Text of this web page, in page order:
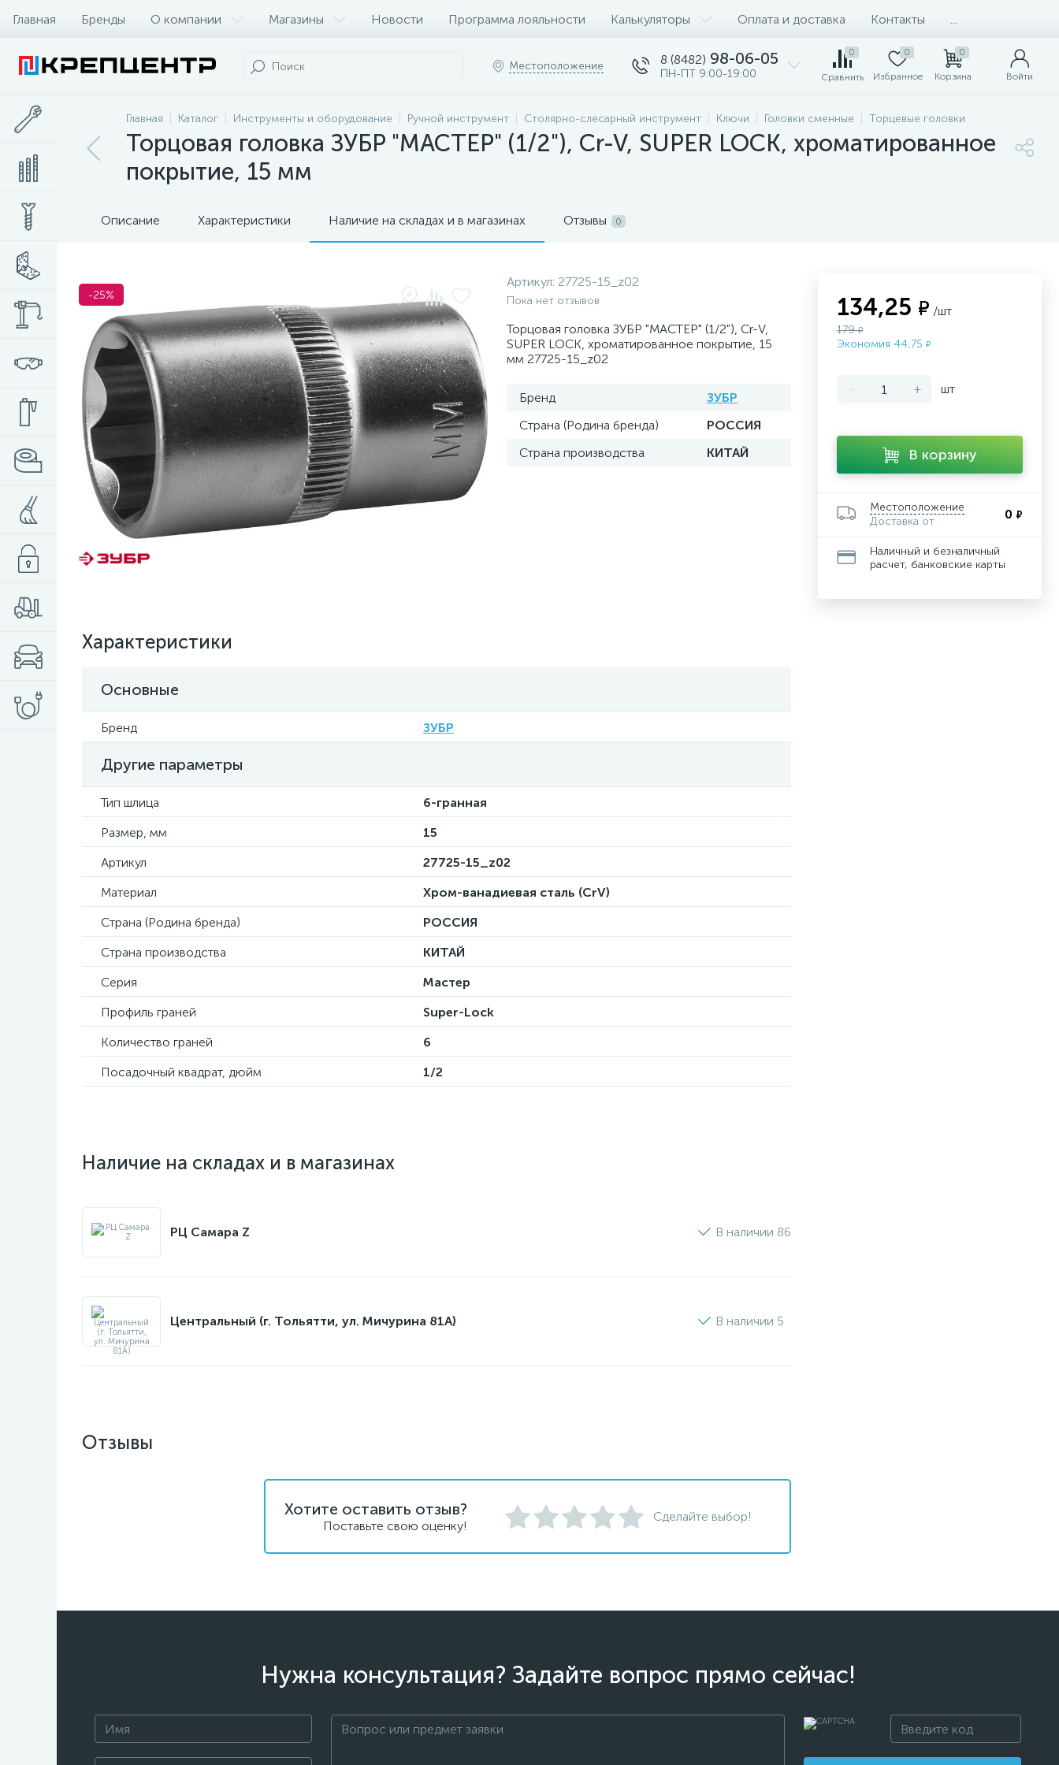
Главная Бренды О компании Магазины Новости Программа лояльности Калькуляторы Оплата и доставка Контакты
Местоположение 8 (8482) 98-06-05
ПН-ПТ 9:00-19:00
0
Сравнить
0
Избранное
0
Корзина Войти
Главная Каталог Инструменты и оборудование Ручной инструмент Столярно-слесарный инструмент Ключи Головки сменные Торцевые головки
Торцовая головка ЗУБР "МАСТЕР" (1/2"), Cr-V, SUPER LOCK, хроматированное
покрытие, 15 мм
Описание Характеристики Наличие на складах и в магазинах Отзывы 0
-25%
Артикул: 27725-15_z02
Пока нет отзывов
Торцовая головка ЗУБР "МАСТЕР" (1/2"), Cr-V,
SUPER LOCK, хроматированное покрытие, 15
мм 27725-15_z02
Бренд
ЗУБР
Страна (Родина бренда)
РОССИЯ
Страна производства
КИТАЙ
Характеристики
Основные
Бренд ЗУБР
Другие параметры
Тип шлица
6-гранная
Размер, мм
15
Артикул
27725-15_z02
Материал
Хром-ванадиевая сталь (CrV)
Страна (Родина бренда)
РОССИЯ
Страна производства
КИТАЙ
Серия
Мастер
Профиль граней
Super-Lock
Количество граней
6
Посадочный квадрат, дюйм
1/2
Наличие на складах и в магазинах
РЦ Самара Z В наличии 86
Центральный (г. Тольятти, ул. Мичурина 81А) В наличии 5
134,25 ₽ /шт
179₽
Экономия 44,75 ₽
- + шт
В корзину
Местоположение
Доставка от
0 ₽
Наличный и безналичный
расчет, банковские карты
Отзывы
Хотите оставить отзыв?
Поставьте свою оценку!
Сделайте выбор!
Нужна консультация? Задайте вопрос прямо сейчас!